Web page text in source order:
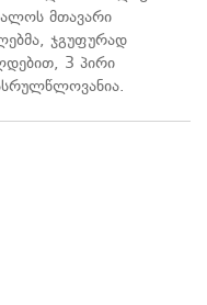
მთავარი
ჯგუფურად
3 პირი